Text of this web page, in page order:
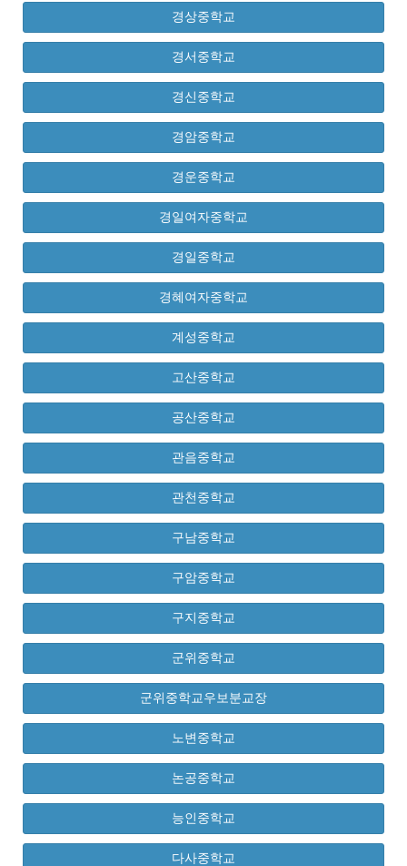
경상중학교
경서중학교
경신중학교
경암중학교
경운중학교
경일여자중학교
경일중학교
경혜여자중학교
계성중학교
고산중학교
공산중학교
관음중학교
관천중학교
구남중학교
구암중학교
구지중학교
군위중학교
군위중학교우보분교장
노변중학교
논공중학교
능인중학교
다사중학교